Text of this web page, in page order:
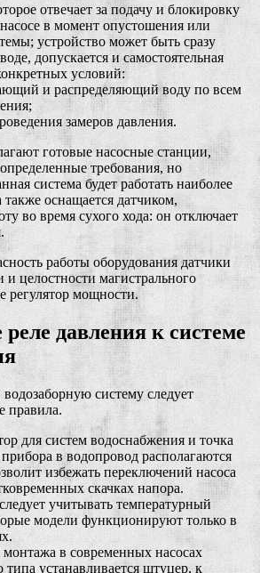
отвечает за подачу и блокировку
в момент опустошения или
устройство может быть сразу
допускается и самостоятельная
условий:
и распределяющий воду по всем
замеров давления.
готовые насосные станции,
требования, но
система будет работать наиболее
оснащается датчиком,
во время сухого хода: он отключает
работы оборудования датчики
и целостности магистрального
регулятор мощности.
давления к системе
систему следует
правила.
для систем водоснабжения и точка
в водопровод располагаются
избежать переключений насоса
скачках напора.
учитывать температурный
модели функционируют только в
в современных насосах
типа устанавливается штуцер, к